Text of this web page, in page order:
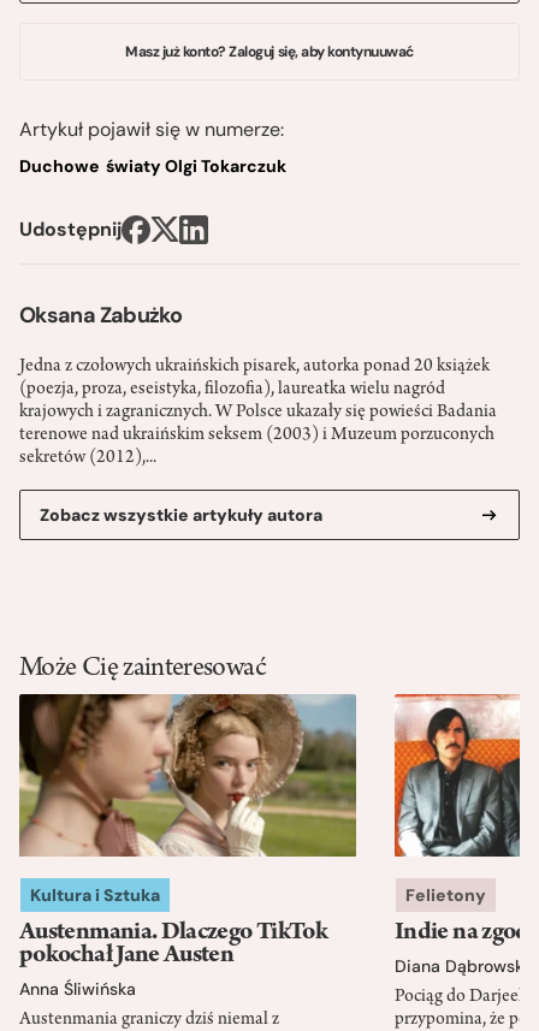
Oksana Zabużko
Jedna z czołowych ukraińskich pisarek, autorka ponad 20 książek
(poezja, proza, eseistyka, filozofia), laureatka wielu nagród
krajowych i zagranicznych. W Polsce ukazały się powieści Badania
terenowe nad ukraińskim seksem (2003) i Muzeum porzuconych
sekretów (2012),...
Zobacz wszystkie artykuły autora
Masz już konto? Zaloguj się, aby kontynuuwać
Artykuł pojawił się w numerze:
Duchowe światy Olgi Tokarczuk
Udostępnij
Może Cię zainteresować
Kultura i Sztuka
Austenmania. Dlaczego TikTok
pokochał Jane Austen
Anna Śliwińska
Austenmania graniczy dziś niemal z
Felietony
Indie na
Diana Dąbrowska
Pociąg do
przypomina, że